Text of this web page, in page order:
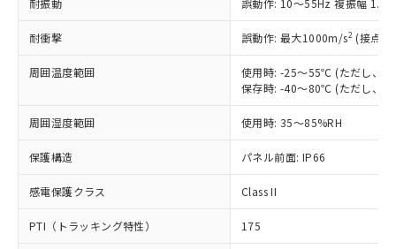
耐振動 誤動作: 10～55Hz 複振幅
耐衝撃 誤動作: 最大1000m/s2 (接点
周囲温度範囲
使用時: -25～55℃ (ただし、氷
保存時: -40～80℃ (ただし、氷
周囲湿度範囲 使用時: 35～85%RH
保護構造 パネル前面: IP66
感電保護クラス Class II
PTI（トラッキング特性） 175
正式な納期状況および標準価格はお客
様のお取引先、またはお客様担当のオ
ムロン制御機器販売店・当社販売員に
オムロン制御機器販売店や当社販売拠
販売ネットワーク
」をご確認
在庫状況および標準価格結果を当社の
事前の承諾なく第三者に漏洩または開
示しないようお願いします。
マイパーツ機能（部品リスト作成サー
ビス）をご利用いただくには、I-Web
メンバーズにご登録されている必要が
但し、RoHS指令で産業用監視および制御機器に対する
適用除外項目は除く。
フタル酸エステル類の４物質については閾値を超える意
図的な使用がないことを確認しています。
部品在庫の切り替え状況などにより、予定
月が前後することがあります。
DBP(フタル酸ジブチル) : 1000ppm、 DIBP(フタル酸ジ
イソブチル) : 1000ppm、 BBP(フタル酸ブチルベンジ
DEHP(フタル酸ビス(2-エチルヘキシル)) : 1000ppm
準値以下であることを示します。
「10」：通常の使用状況下において有害物
質が外部に漏えいし、環境に深刻な影響を
及ぼさない年数を意味します。
「－」：未確認です。当社販売部門へお問
全に破砕するなど、違法に輸出されな
いよう必要な手段を講じます。
当社は貴社製品を、核兵器、ミサイ
ル、化学兵器、生物兵器またはその他
武器並びにこれらの製造装置等に一切
当社は、貴社製品を第三者に販売する
場合は、上記1、2および3の内容を当
該第三者に通知します。また当社は、
販売先および販売に係わる関係者が違
法に輸出するおそれがある場合は、取
り引きをいたしません。
一定数には満たないが在庫あり
－
在庫なし(最新の在庫状況につ
いては、お客様のお取引先、ま
たはお客様担当のオムロン制御
機器販売店・当社販売員にご確
空
受注生産機種、また在庫状況の
情報を公開していない機種